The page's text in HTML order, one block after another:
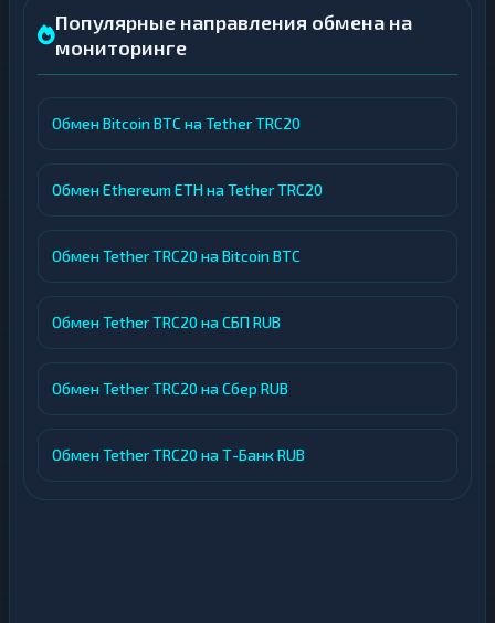
Популярные направления обмена на
мониторинге
Обмен Bitcoin BTC на Tether TRC20
Обмен Ethereum ETH на Tether TRC20
Обмен Tether TRC20 на Bitcoin BTC
Обмен Tether TRC20 на СБП RUB
Обмен Tether TRC20 на Сбер RUB
Обмен Tether TRC20 на Т-Банк RUB